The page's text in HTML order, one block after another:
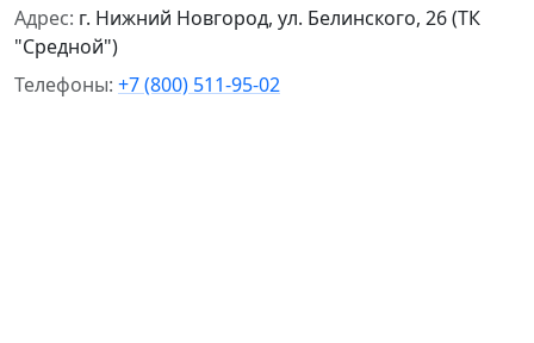
Адрес: г. Нижний Новгород, ул. Белинского, 26 (ТК
"Средной")
Телефоны: +7 (800) 511-95-02